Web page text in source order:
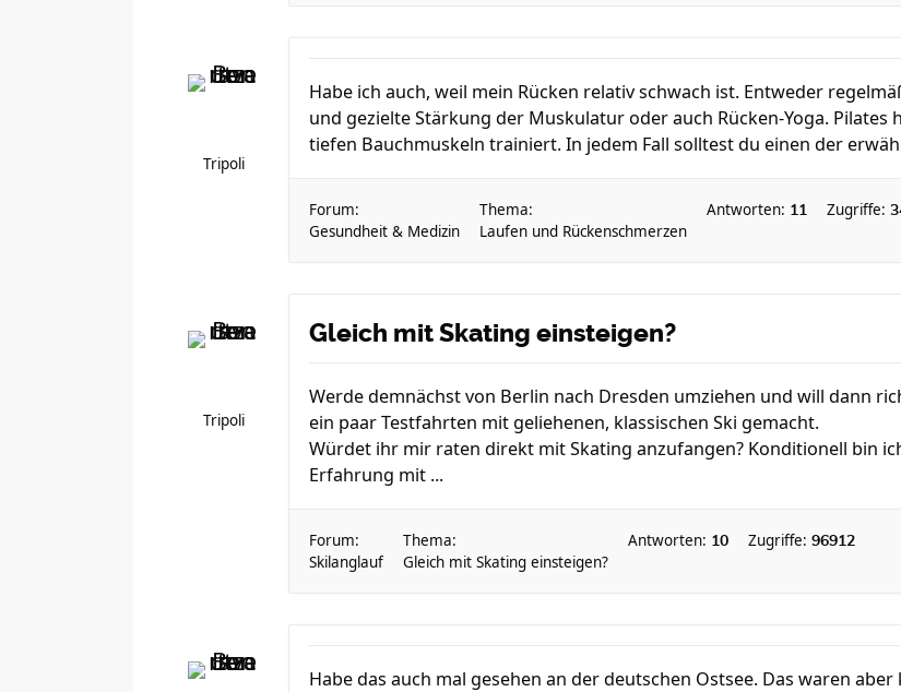
Tripoli
Habe ich auch, weil mein Rücken relativ schwach ist. Entweder
und gezielte Stärkung der Muskulatur oder auch Rücken-Yoga. Pilates
tiefen Bauchmuskeln trainiert. In jedem Fall solltest du einen der
Forum:
Gesundheit & Medizin
Thema:
Laufen und Rückenschmerzen
Antworten: 11 Zugriffe:
Tripoli
Gleich mit Skating einsteigen?
Werde demnächst von Berlin nach Dresden umziehen und will dann
ein paar Testfahrten mit geliehenen, klassischen Ski gemacht.
Würdet ihr mir raten direkt mit Skating anzufangen? Konditionell bin
Erfahrung mit ...
Forum:
Skilanglauf
Thema:
Gleich mit Skating einsteigen?
Antworten: 10 Zugriffe: 96912
Habe das auch mal gesehen an der deutschen Ostsee. Das waren